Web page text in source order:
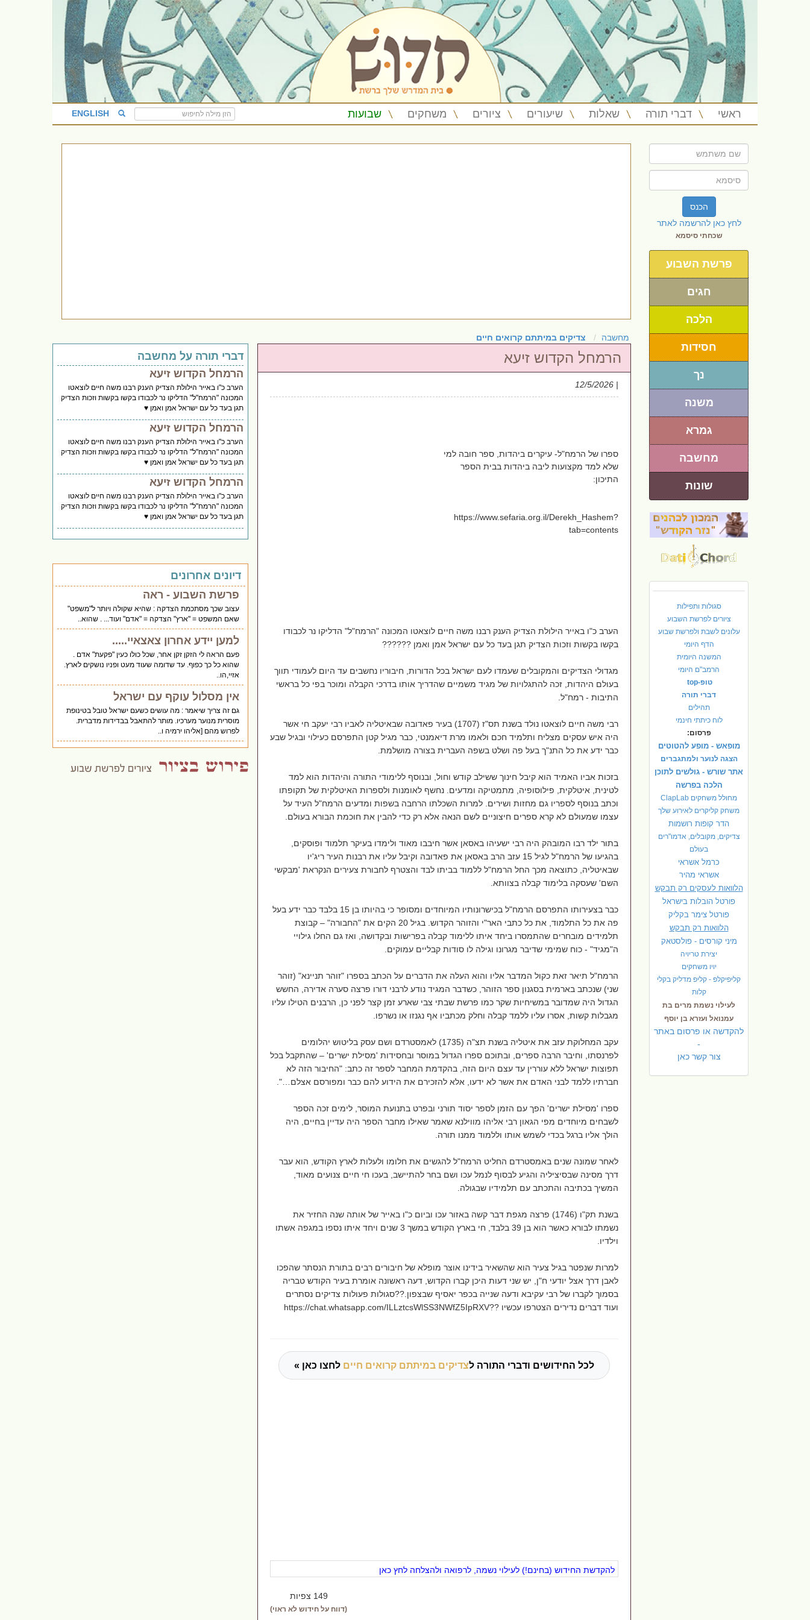
ראשי דברי תורה שאלות שיעורים ציורים משחקים שבועות ENGLISH
הכנס
לחץ כאן להרשמה לאתר
שכחתי סיסמא
פרשת השבוע
חגים
הלכה
חסידות
נך
משנה
גמרא
מחשבה
שונות
סגולות ותפילות
ציורים לפרשת השבוע
עלונים לשבת ולפרשת שבוע
הדף היומי
המשנה היומית
הרמב"ם היומי
טופ-top
דברי תורה
תהילים
לוח כיתתי חינמי
פרסום:
מופאש - מופע להטוטים
הצגה לנוער ולמתגברים
אתר שורש - גולשים לתוכן
הלכה בפרשה
מחולל משחקים ClapLab
משחק קליקרים לאירוע שלך
הדר קופות רושמות
צדיקים, מקובלים, אדמו"רים
בעולם
כרמל אשראי
אשראי מהיר
הלוואות לעסקים רק תבקש
פורטל הובלות בישראל
פורטל צימר בקליק
הלוואות רק תבקש
מיני קורסים - פולסטאק
יצירת טריויה
יויו משחקים
קליפיקלפ - קליפ מדליק בקלי
קלות
לעילוי נשמת מרים בת
עמנואל ועזרא בן יוסף
להקדשה או פרסום באתר
-
צור קשר כאן
מחשבה צדיקים במיתתם קרואים חיים
הרמחל הקדוש זיעא
| 12/5/2026
ספרו של הרמח"ל- עיקרים ביהדות, ספר חובה למי
שלא למד מקצועות ליבה ביהדות בבית הספר
התיכון:
https://www.sefaria.org.il/Derekh_Hashem?
tab=contents
הערב כ"ו באייר הילולת הצדיק הענק רבנו משה חיים לוצאטו המכונה "הרמח"ל" הדליקו נר לכבודו
בקשו בקשות וזכות הצדיק תגן בעד כל עם ישראל אמן ואמן ??????
מגדולי הצדיקים והמקובלים שעמדו לעם ישראל בכל הדורות, חיבוריו נחשבים עד היום לעמודי תווך
בעולם היהדות, זכה להתגלויות של מגיד משמיים שהדריך אותו בדרכי הקבלה ומוכר בפי כל בראשי
התיבות - רמח"ל.
רבי משה חיים לוצאטו נולד בשנת תס"ז (1707) בעיר פאדובה שבאיטליה לאביו רבי יעקב חי אשר
היה איש עסקים מצליח ותלמיד חכם ולאמו מרת דיאמנטי, כבר מגיל קטן התפרסם כעילוי ובגיל שבע
כבר ידע את כל התנ"ך בעל פה ושלט בשפה העברית בצורה מושלמת.
בזכות אביו האמיד הוא קיבל חינוך ששילב קודש וחול, ובנוסף ללימודי התורה והיהדות הוא למד
לטינית, איטלקית, פילוסופיה, מתמטיקה ומדעים. נחשף לאומנות ולספרות האיטלקית של תקופתו
וכתב בנוסף לספריו גם מחזות ושירים. למרות השכלתו הרחבה בשפות ומדעים הרמח"ל העיד על
עצמו שמעולם לא קרא ספרים חיצוניים לשם הנאה אלא רק כדי להבין את חוכמת הבורא בעולם.
בתור ילד רבו המובהק היה רבי ישעיהו באסאן אשר חיבבו מאוד ולימדו בעיקר תלמוד ופוסקים,
בהגיעו של הרמח"ל לגיל 15 עזב הרב באסאן את פאדובה וקיבל עליו את רבנות העיר ריג'יו
שבאיטליה, כתוצאה מכך החל הרמח"ל ללמוד בביתו לבד והצטרף לחבורת צעירים הנקראת 'מבקשי
השם' שעסקה בלימוד קבלה בצוותא.
כבר בצעירותו התפרסם הרמח"ל בכישרונותיו המיוחדים ומסופר כי בהיותו בן 15 בלבד כבר ידע בעל
פה את כל התלמוד, את כל כתבי האר"י והזוהר הקדוש. בגיל 20 הקים את "החבורה" – קבוצת
תלמידים מובחרים שהתמסרו ביחד איתו ללימוד קבלה בפרישות ובקדושה, ואז גם החלו גילויי
ה"מגיד" - כוח שמימי שדיבר מגרונו וגילה לו סודות קבליים עמוקים.
הרמח"ל תיאר זאת כקול המדבר אליו והוא העלה את הדברים על הכתב בספרו "זוהר תניינא" (זוהר
שני) שנכתב בארמית בסגנון ספר הזוהר, כשדבר המגיד נודע לרבני דורו פרצה סערה אדירה, החשש
הגדול היה שמדובר במשיחיות שקר כמו פרשת שבתי צבי שארע זמן קצר לפני כן, הרבנים הטילו עליו
מגבלות קשות, אסרו עליו ללמד קבלה וחלק מכתביו אף נגנזו או נשרפו.
עקב המחלוקת עזב את איטליה בשנת תצ"ה (1735) לאמסטרדם ושם עסק בליטוש יהלומים
לפרנסתו, וחיבר הרבה ספרים, ובתוכם ספרו הגדול במוסר ובחסידות 'מסילת ישרים' – שהתקבל בכל
תפוצות ישראל ללא עוררין עד עצם היום הזה, בהקדמת המחבר לספר זה כתב: "החיבור הזה לא
חברתיו ללמד לבני האדם את אשר לא ידעו, אלא להזכירם את הידוע להם כבר ומפורסם אצלם…".
ספרו 'מסילת ישרים' הפך עם הזמן לספר יסוד תורני ובפרט בתנועת המוסר, לימים זכה הספר
לשבחים מיוחדים מפי הגאון רבי אליהו מווילנא שאמר שאילו מחבר הספר היה עדיין בחיים, היה
הולך אליו ברגל בכדי לשמש אותו וללמוד ממנו תורה.
לאחר שמונה שנים באמסטרדם החליט הרמח"ל להגשים את חלומו ולעלות לארץ הקודש, הוא עבר
דרך מסינה שבסיציליה והגיע לבסוף לנמל עכו ושם בחר להתיישב, בעכו חי חיים צנועים מאוד,
המשיך בכתיבה והתכתב עם תלמידיו שבגולה.
בשנת תק"ו (1746) פרצה מגפת דבר קשה באזור עכו וביום כ"ו באייר של אותה שנה החזיר את
נשמתו לבורא כאשר הוא בן 39 בלבד, חי בארץ הקודש במשך 3 שנים ויחד איתו נספו במגפה אשתו
וילדיו.
למרות שנפטר בגיל צעיר הוא שהשאיר בידינו אוצר מופלא של חיבורים רבים בתורת הנסתר שהפכו
לאבן דרך אצל יודעי ח"ן, יש שני דעות היכן קברו הקדוש, דעה ראשונה אומרת בעיר הקודש טבריה
בסמוך לקברו של רבי עקיבא ודעה שנייה בכפר יאסיף שבצפון.??סגולות פעולות צדיקים נסתרים
ועוד דברים נדירים הצטרפו עכשיו ??https://chat.whatsapp.com/ILLztcsWlSS3NWfZ5IpRXV
לכל החידושים ודברי התורה לצדיקים במיתתם קרואים חיים לחצו כאן »
להקדשת החידוש (בחינם!) לעילוי נשמה, לרפואה ולהצלחה לחץ כאן
149 צפיות
(דווח על חידוש לא ראוי)
דברי תורה על מחשבה
הרמחל הקדוש זיעא
הערב כ"ו באייר הילולת הצדיק הענק רבנו משה חיים לוצאטו
המכונה "הרמח"ל" הדליקו נר לכבודו בקשו בקשות וזכות הצדיק
תגן בעד כל עם ישראל אמן ואמן ♥️
הרמחל הקדוש זיעא
הערב כ"ו באייר הילולת הצדיק הענק רבנו משה חיים לוצאטו
המכונה "הרמח"ל" הדליקו נר לכבודו בקשו בקשות וזכות הצדיק
תגן בעד כל עם ישראל אמן ואמן ♥️
הרמחל הקדוש זיעא
הערב כ"ו באייר הילולת הצדיק הענק רבנו משה חיים לוצאטו
המכונה "הרמח"ל" הדליקו נר לכבודו בקשו בקשות וזכות הצדיק
תגן בעד כל עם ישראל אמן ואמן ♥️
דיונים אחרונים
פרשת השבוע - ראה
עצוב שכך מסתכמת הצדקה : שהיא שקולה ויותר ל"משפט"
שאם המשפט = "ארץ" הצדקה = "אדם" ועוד... . שהוא..
למען יידע אחרון צאצאיי.....
פעם הראה לי הזקן זקן אחר, שכל כולו כעין "פקעת" אדם .
שהוא כל כך כפוף. עד שדומה שעוד מעט ופניו נושקים לארץ.
אזיי,הו..
אין מסלול עוקף עם ישראל
גם זה צריך שיאמר : מה עושים כשעם ישראל טובל בטינופת
מוסרית מנוער מערכיו. מותר להתאבל בבדידות מדברית.
לפרוש מהם [אליהו ירמיה ו..